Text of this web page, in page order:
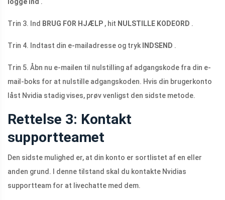
Trin 3. Ind BRUG FOR HJÆLP , hit NULSTILLE KODEORD .
Trin 4. Indtast din e-mailadresse og tryk INDSEND .
Trin 5. Åbn nu e-mailen til nulstilling af adgangskode fra din e-
mail-boks for at nulstille adgangskoden. Hvis din brugerkonto
låst Nvidia stadig vises, prøv venligst den sidste metode.
Rettelse 3: Kontakt
supportteamet
Den sidste mulighed er, at din konto er sortlistet af en eller
anden grund. I denne tilstand skal du kontakte Nvidias
supportteam for at livechatte med dem.